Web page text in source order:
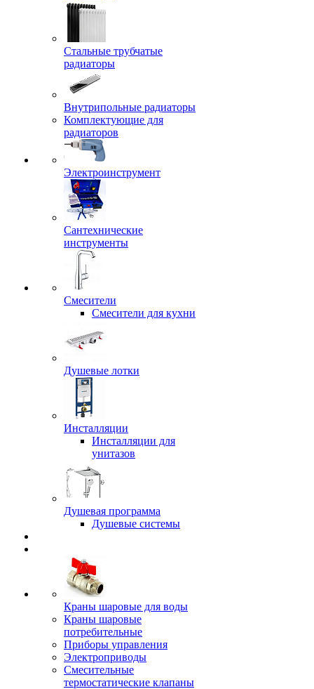
Стальные трубчатые
радиаторы
Внутрипольные радиаторы
Комплектующие для
радиаторов
Электроинструмент
Сантехнические
инструменты
Смесители
Смесители для кухни
Душевые лотки
Инсталляции
Инсталляции для
унитазов
Душевая программа
Душевые системы
Краны шаровые для воды
Краны шаровые
потребительные
Приборы управления
Электроприводы
Смесительные
термостатические клапаны